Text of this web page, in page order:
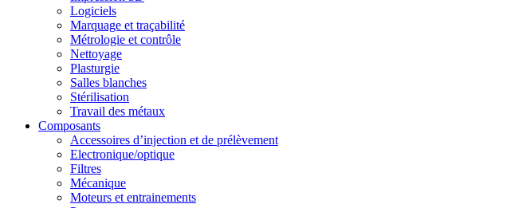
Logiciels
Marquage et traçabilité
Métrologie et contrôle
Nettoyage
Plasturgie
Salles blanches
Stérilisation
Travail des métaux
Composants
Accessoires d’injection et de prélèvement
Electronique/optique
Filtres
Mécanique
Moteurs et entrainements